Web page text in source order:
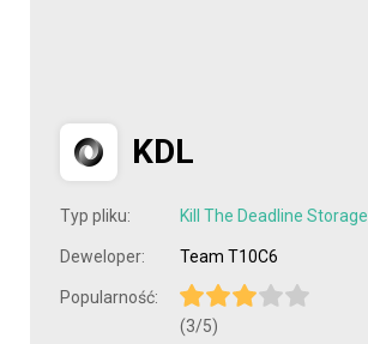
KDL
Typ pliku: Kill The Deadline Storage
Deweloper: Team T10C6
Popularność:
(3/5)